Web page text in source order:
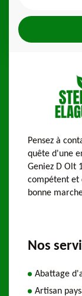
Pensez à
quête d'une
Geniez D Olt
compétent et
bonne
Nos
Abattage
Artisan